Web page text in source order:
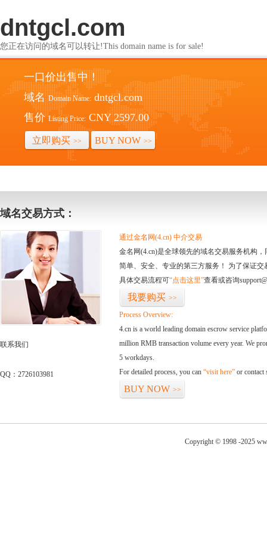
dntgcl.com
您正在访问的域名可以转让!This domain name is for sale!
一口价出售中！
域名 Domain Name: dntgcl.com
售价 Listing Price: CNY 2597.00
立即购买 >> BUY NOW >>
域名交易方式：
联系我们
QQ：2726103981
通过金名网(4.cn) 中介交易
金名网(4.cn)是全球领先的域名交易服务机构
简单、安全、专业的第三方服务！ 为了保证
具体交易流程可“点击这里”查看或咨询
我要购买 >>
Process Overview:
4.cn is a world leading domain escrow service
million RMB transaction volume every year. We
5 workdays.
For detailed process, you can “visit here” or contact
BUY NOW >>
Copyright © 1998 -2025